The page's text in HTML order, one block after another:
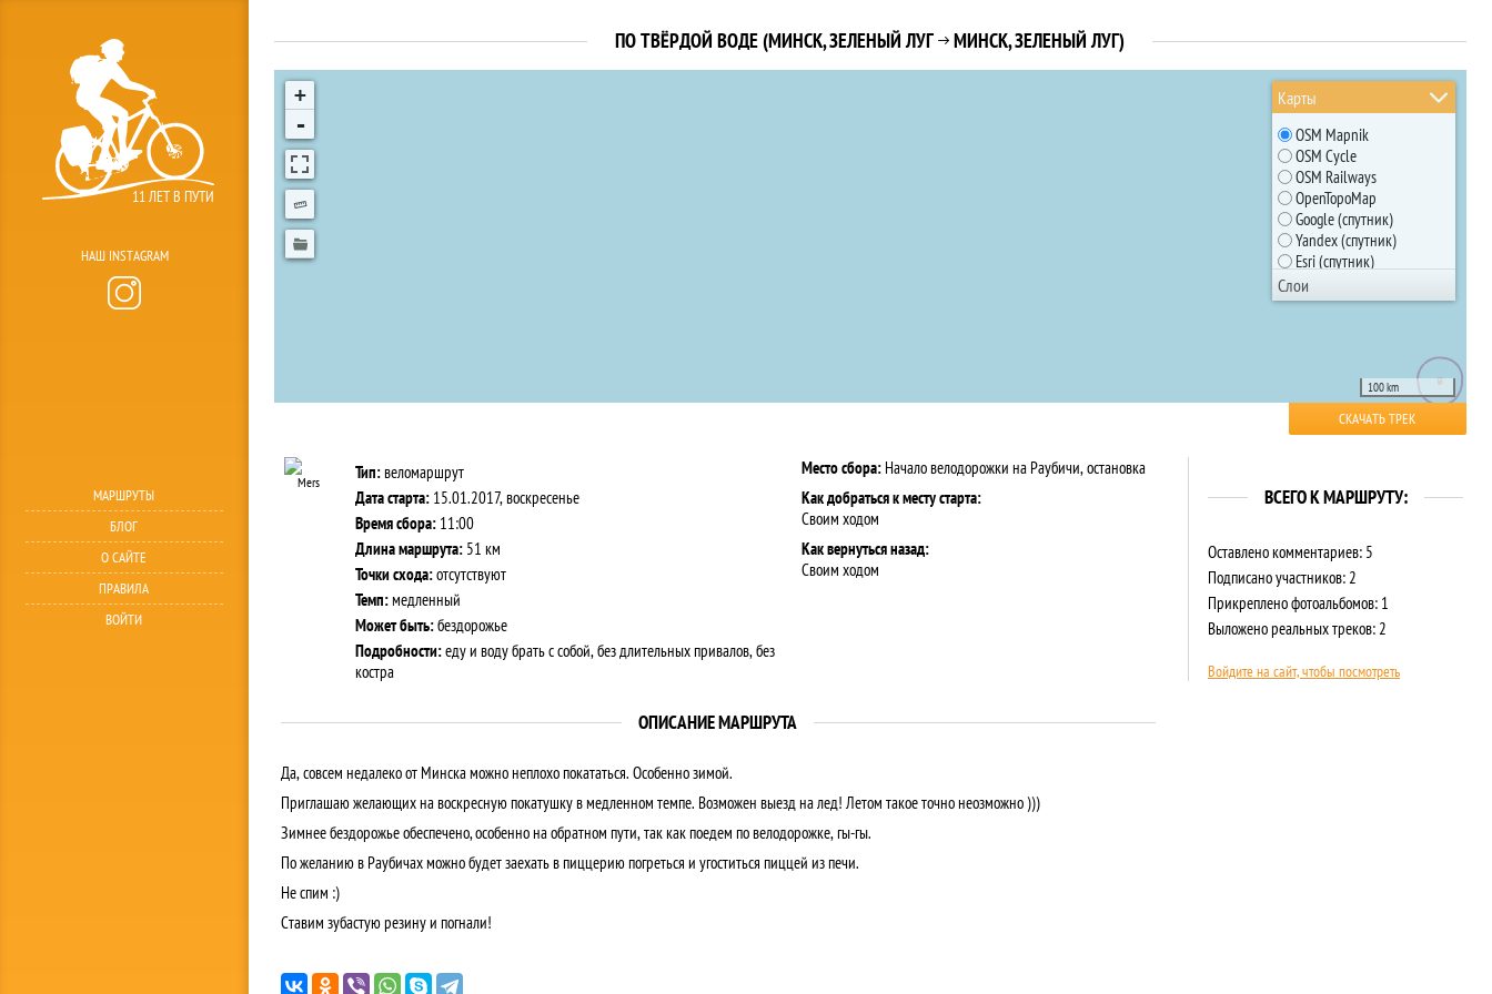
11 ЛЕТ В ПУТИ
МАРШРУТЫ
БЛОГ
О САЙТЕ
ПРАВИЛА
ВОЙТИ
НАШ INSTAGRAM
ПО ТВЁРДОЙ ВОДЕ(МИНСК, ЗЕЛЕНЫЙ ЛУГ МИНСК, ЗЕЛЕНЫЙ ЛУГ)
+
-
Карты
OSM Mapnik
OSM Cycle
OSM Railways
OpenTopoMap
Google (спутник)
Yandex (спутник)
Esri (спутник)
Google (карта)
Yandex (карта)
Слои
Планируемый трек
100 km
СКАЧАТЬ ТРЕК
Mers Тип:веломаршрут
Дата старта:15.01.2017, воскресенье
Время сбора:11:00
Длина маршрута:51 км
Точки схода:отсутствуют
Темп:медленный
Может быть:бездорожье
Подробности:еду и воду брать с собой, без длительных привалов, без
костра
Место сбора: Начало велодорожки на Раубичи, остановка
Как добраться к месту старта:
Своим ходом
Как вернуться назад:
Своим ходом
ОПИСАНИЕ МАРШРУТА
Да, совсем недалеко от Минска можно неплохо покататься. Особенно зимой.
Приглашаю желающих на воскресную покатушку в медленном темпе. Возможен выезд на лед! Летом такое точно неозможно )))
Зимнее бездорожье обеспечено, особенно на обратном пути, так как поедем по велодорожке, гы-гы.
По желанию в Раубичах можно будет заехать в пиццерию погреться и угоститься пиццей из печи.
Не спим :)
Ставим зубастую резину и погнали!
ВСЕГО К МАРШРУТУ:
Оставлено комментариев: 5
Подписано участников: 2
Прикреплено фотоальбомов: 1
Выложено реальных треков: 2
Войдите на сайт, чтобы посмотреть